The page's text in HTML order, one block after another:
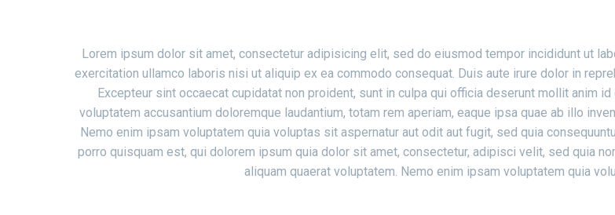
Lorem ipsum dolor sit amet, consectetur adipisicing elit, sed do eiusmod tempor incididunt ut
exercitation ullamco laboris nisi ut aliquip ex ea commodo consequat. Duis aute irure dolor in
Excepteur sint occaecat cupidatat non proident, sunt in culpa qui officia deserunt mollit anim
voluptatem accusantium doloremque laudantium, totam rem aperiam, eaque ipsa quae ab illo
Nemo enim ipsam voluptatem quia voluptas sit aspernatur aut odit aut fugit, sed quia
porro quisquam est, qui dolorem ipsum quia dolor sit amet, consectetur, adipisci velit, sed quia
aliquam quaerat voluptatem. Nemo enim ipsam voluptatem quia